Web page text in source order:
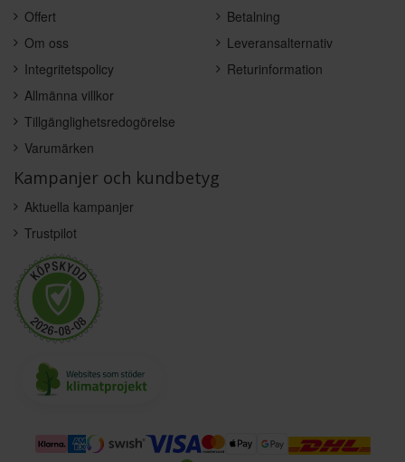
Offert
Om oss
Integritetspolicy
Allmänna villkor
Tillgänglighetsredogörelse
Varumärken
Betalning
Leveransalternativ
Returinformation
Kampanjer och kundbetyg
Aktuella kampanjer
Trustpilot